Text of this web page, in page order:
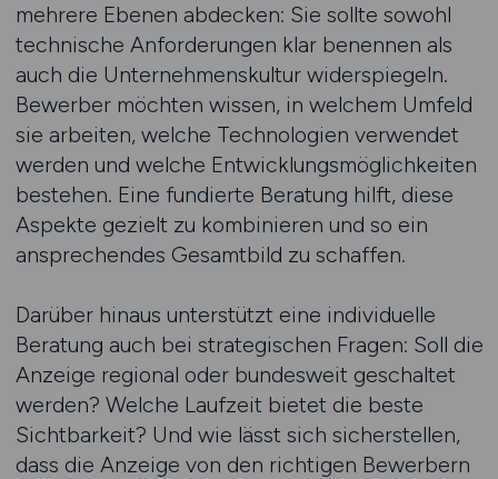
mehrere Ebenen abdecken: Sie sollte sowohl
technische Anforderungen klar benennen als
auch die Unternehmenskultur widerspiegeln.
Bewerber möchten wissen, in welchem Umfeld
sie arbeiten, welche Technologien verwendet
werden und welche Entwicklungsmöglichkeiten
bestehen. Eine fundierte Beratung hilft, diese
Aspekte gezielt zu kombinieren und so ein
ansprechendes Gesamtbild zu schaffen.
Darüber hinaus unterstützt eine individuelle
Beratung auch bei strategischen Fragen: Soll die
Anzeige regional oder bundesweit geschaltet
werden? Welche Laufzeit bietet die beste
Sichtbarkeit? Und wie lässt sich sicherstellen,
dass die Anzeige von den richtigen Bewerbern